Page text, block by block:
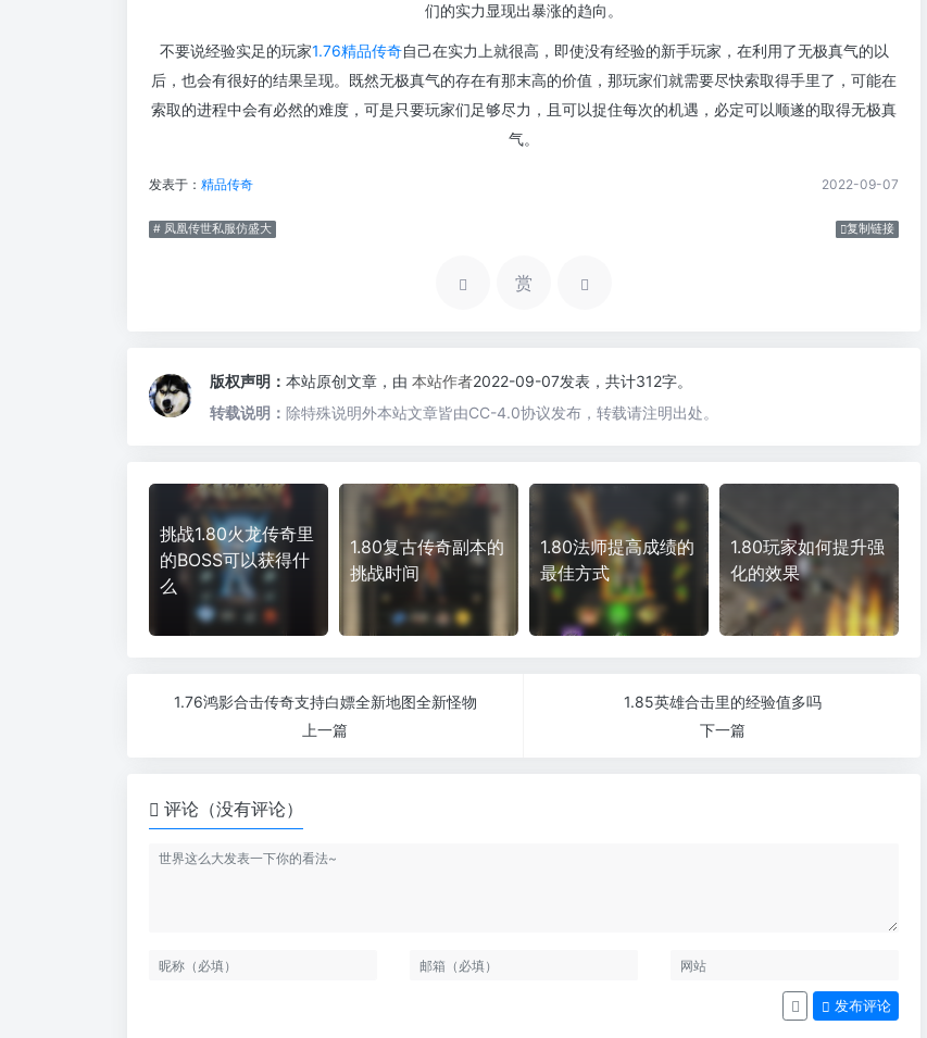
们的实力显现出暴涨的趋向。
不要说经验实足的玩家1.76精品传奇自己在实力上就很高，即使没有经验的新手玩家，在利用了无极真气的以
后，也会有很好的结果呈现。既然无极真气的存在有那末高的价值，那玩家们就需要尽快索取得手里了，可能在
索取的进程中会有必然的难度，可是只要玩家们足够尽力，且可以捉住每次的机遇，必定可以顺遂的取得无极真
气。
发表于： 精品传奇 2022-09-07
# 凤凰传世私服仿盛大 复制链接
赏
版权声明： 本站原创文章，由 本站作者2022-09-07发表，共计312字。
转载说明： 除特殊说明外本站文章皆由CC-4.0协议发布，转载请注明出处。
挑战1.80火龙传奇里
的BOSS可以获得什
么
1.80复古传奇副本的
挑战时间
1.80法师提高成绩的
最佳方式
1.80玩家如何提升强
化的效果
1.76鸿影合击传奇支持白嫖全新地图全新怪物
上一篇
1.85英雄合击里的经验值多吗
下一篇
评论（没有评论）
发布评论